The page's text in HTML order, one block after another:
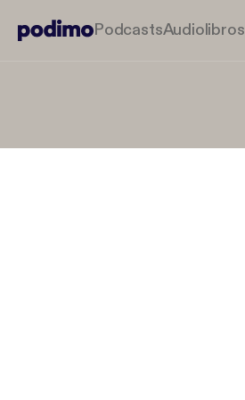
PodcastsAudiolibros